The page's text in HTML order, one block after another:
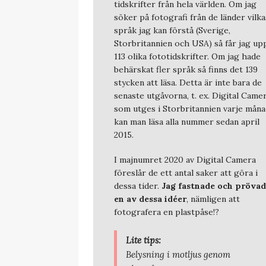
tidskrifter från hela världen. Om jag
söker på fotografi från de länder
språk jag kan förstå (Sverige,
Storbritannien och USA) så får jag
113 olika fototidskrifter. Om jag hade
behärskat fler språk så finns det 139
stycken att läsa. Detta är inte bara de
senaste utgåvorna, t. ex. Digital
som utges i Storbritannien varje
kan man läsa alla nummer sedan april
2015.
I majnumret 2020 av Digital Camera
föreslår de ett antal saker att göra i
dessa tider. Jag fastnade och
en av dessa idéer, nämligen att
fotografera en plastpåse!?
Lite tips:
Belysning i motljus genom